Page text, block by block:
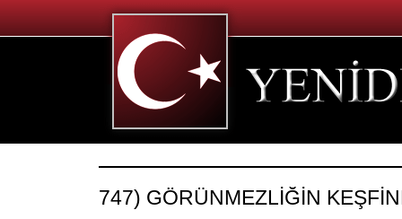
747) GÖRÜNMEZLİĞİN